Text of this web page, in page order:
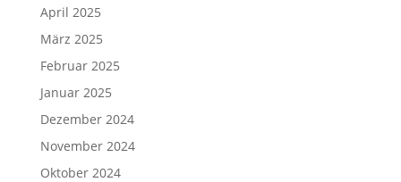
April 2025
März 2025
Februar 2025
Januar 2025
Dezember 2024
November 2024
Oktober 2024